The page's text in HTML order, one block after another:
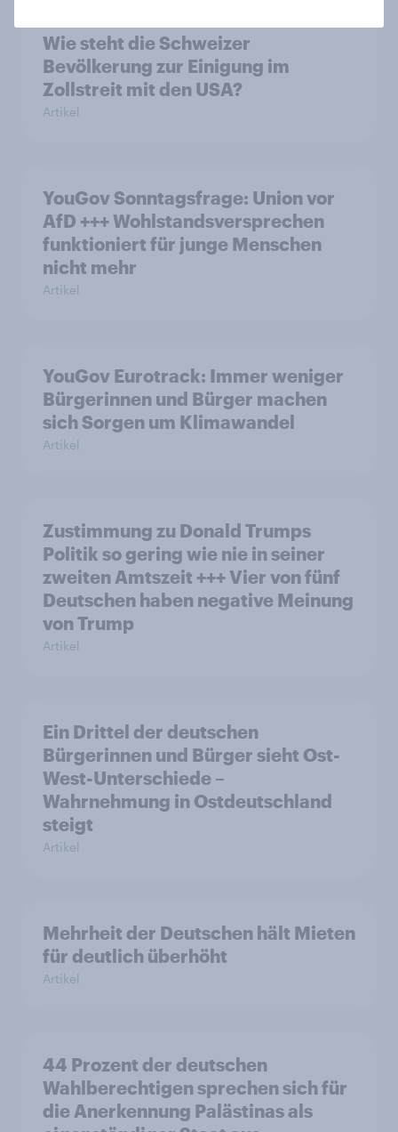
Wie steht die Schweizer
Bevölkerung zur Einigung im
Zollstreit mit den USA?
Artikel
YouGov Sonntagsfrage: Union vor
AfD +++ Wohlstandsversprechen
funktioniert für junge Menschen
nicht mehr
Artikel
YouGov Eurotrack: Immer weniger
Bürgerinnen und Bürger machen
sich Sorgen um Klimawandel
Artikel
Zustimmung zu Donald Trumps
Politik so gering wie nie in seiner
zweiten Amtszeit +++ Vier von fünf
Deutschen haben negative Meinung
von Trump
Artikel
Ein Drittel der deutschen
Bürgerinnen und Bürger sieht Ost-
West-Unterschiede –
Wahrnehmung in Ostdeutschland
steigt
Artikel
Mehrheit der Deutschen hält Mieten
für deutlich überhöht
Artikel
44 Prozent der deutschen
Wahlberechtigen sprechen sich für
die Anerkennung Palästinas als